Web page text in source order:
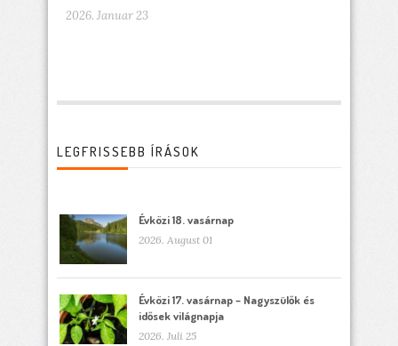
2026. Januar 23
LEGFRISSEBB ÍRÁSOK
Évközi 18. vasárnap
2026. August 01
Évközi 17. vasárnap – Nagyszülők és
idősek világnapja
2026. Juli 25